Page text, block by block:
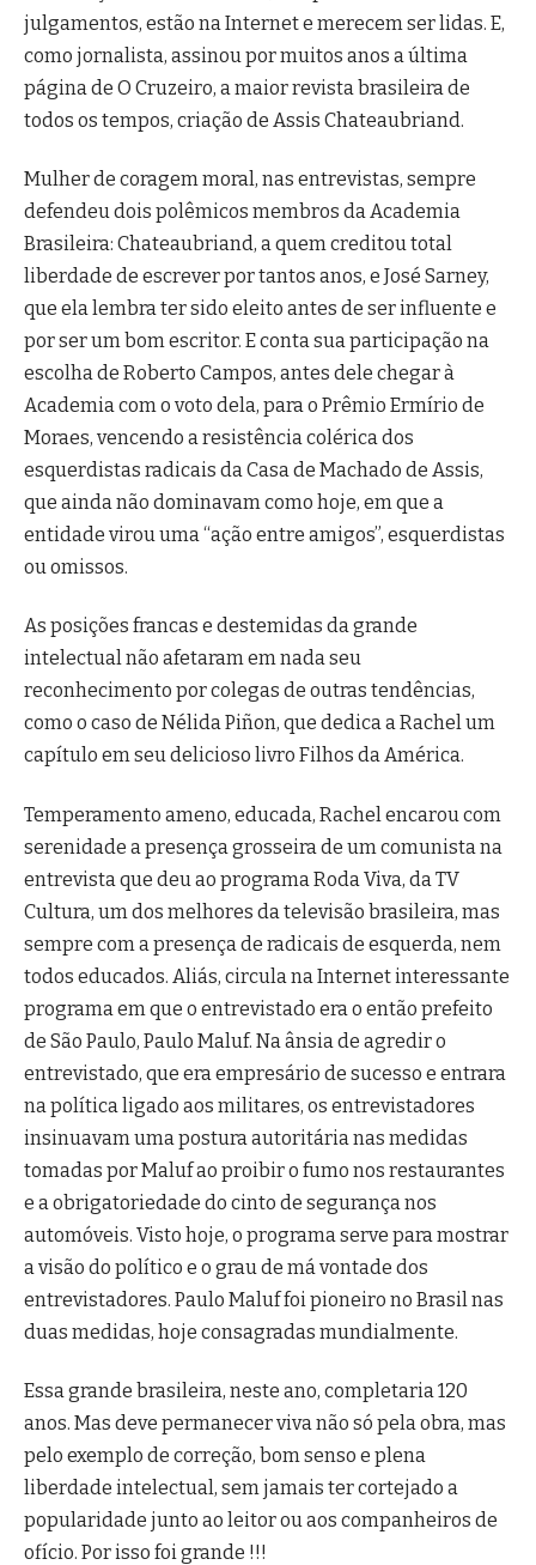
julgamentos, estão na Internet e merecem ser lidas. E,
como jornalista, assinou por muitos anos a última
página de O Cruzeiro, a maior revista brasileira de
todos os tempos, criação de Assis Chateaubriand.
Mulher de coragem moral, nas entrevistas, sempre
defendeu dois polêmicos membros da Academia
Brasileira: Chateaubriand, a quem creditou total
liberdade de escrever por tantos anos, e José Sarney,
que ela lembra ter sido eleito antes de ser influente e
por ser um bom escritor. E conta sua participação na
escolha de Roberto Campos, antes dele chegar à
Academia com o voto dela, para o Prêmio Ermírio de
Moraes, vencendo a resistência colérica dos
esquerdistas radicais da Casa de Machado de Assis,
que ainda não dominavam como hoje, em que a
entidade virou uma “ação entre amigos”, esquerdistas
ou omissos.
As posições francas e destemidas da grande
intelectual não afetaram em nada seu
reconhecimento por colegas de outras tendências,
como o caso de Nélida Piñon, que dedica a Rachel um
capítulo em seu delicioso livro Filhos da América.
Temperamento ameno, educada, Rachel encarou com
serenidade a presença grosseira de um comunista na
entrevista que deu ao programa Roda Viva, da TV
Cultura, um dos melhores da televisão brasileira, mas
sempre com a presença de radicais de esquerda, nem
todos educados. Aliás, circula na Internet interessante
programa em que o entrevistado era o então prefeito
de São Paulo, Paulo Maluf. Na ânsia de agredir o
entrevistado, que era empresário de sucesso e entrara
na política ligado aos militares, os entrevistadores
insinuavam uma postura autoritária nas medidas
tomadas por Maluf ao proibir o fumo nos restaurantes
e a obrigatoriedade do cinto de segurança nos
automóveis. Visto hoje, o programa serve para mostrar
a visão do político e o grau de má vontade dos
entrevistadores. Paulo Maluf foi pioneiro no Brasil nas
duas medidas, hoje consagradas mundialmente.
Essa grande brasileira, neste ano, completaria 120
anos. Mas deve permanecer viva não só pela obra, mas
pelo exemplo de correção, bom senso e plena
liberdade intelectual, sem jamais ter cortejado a
popularidade junto ao leitor ou aos companheiros de
ofício. Por isso foi grande !!!